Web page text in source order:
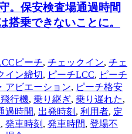
。保安検査場通過時間
搭乗できないことに。
ピーチ, チェックイン, チェ
イン締切, ピーチLCC, ピーチ
アビエーション, ピーチ格安
行機, 乗り継ぎ, 乗り遅れた,
過時間, 出発時刻 , 利用者, 定
, 発車時刻 , 発車時間, 登場不